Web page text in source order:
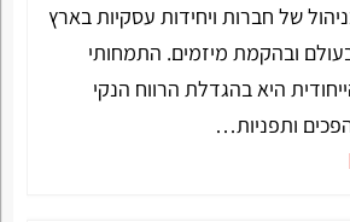
של חברות ויחידות עסקיות בארץ
ובהקמת מיזמים. התמחותי
היא בהגדלת הרווח הנקי
ותפניות…